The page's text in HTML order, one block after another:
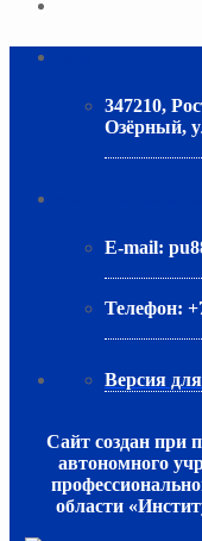
347210,
Озёрный,
E-mail:
Телефон:
Версия
Сайт создан при
автономного
области